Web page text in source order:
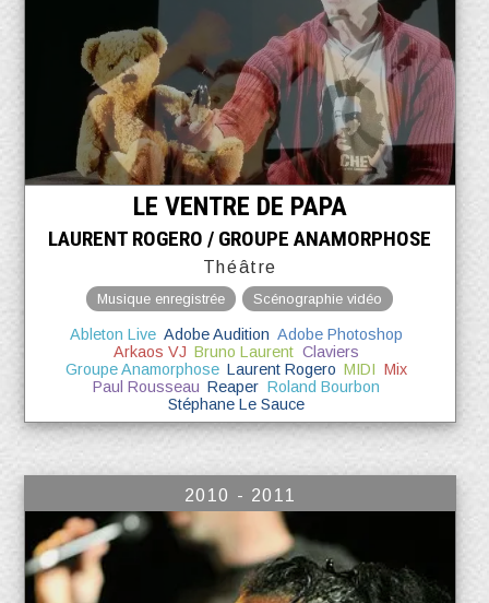
LE VENTRE DE PAPA
LAURENT ROGERO / GROUPE ANAMORPHOSE
Théâtre
Musique enregistrée Scénographie vidéo
Ableton Live Adobe Audition Adobe Photoshop
Arkaos VJ Bruno Laurent Claviers
Groupe Anamorphose Laurent Rogero MIDI Mix
Paul Rousseau Reaper Roland Bourbon
Stéphane Le Sauce
2010 - 2011